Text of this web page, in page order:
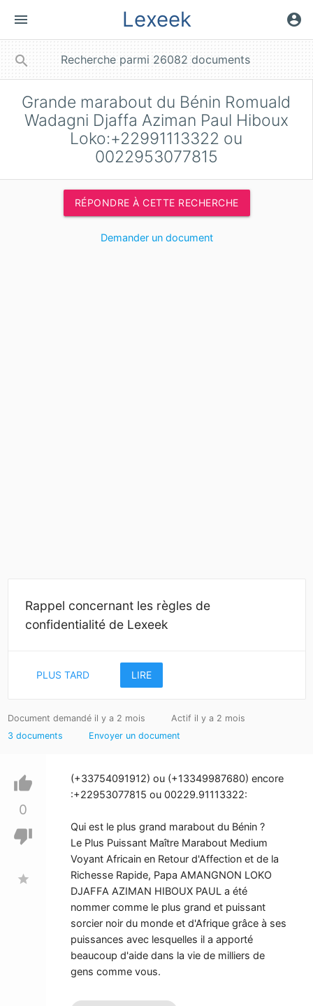
menu Lexeek account_circle
search
Grande marabout du Bénin Romuald
Wadagni Djaffa Aziman Paul Hiboux
Loko:+22991113322 ou
0022953077815
RÉPONDRE À CETTE RECHERCHE
Demander un document
Rappel concernant les règles de
confidentialité de Lexeek
PLUS TARD LIRE
Document demandé il y a 2 mois
Actif il y a 2 mois
3 documents
Envoyer un document
thumb_up
0
thumb_down
star
(+33754091912) ou (+13349987680) encore
:+22953077815 ou 00229.91113322:
Qui est le plus grand marabout du Bénin ?
Le Plus Puissant Maître Marabout Medium
Voyant Africain en Retour d'Affection et de la
Richesse Rapide, Papa AMANGNON LOKO
DJAFFA AZIMAN HIBOUX PAUL a été
nommer comme le plus grand et puissant
sorcier noir du monde et d'Afrique grâce à ses
puissances avec lesquelles il a apporté
beaucoup d'aide dans la vie de milliers de
gens comme vous.